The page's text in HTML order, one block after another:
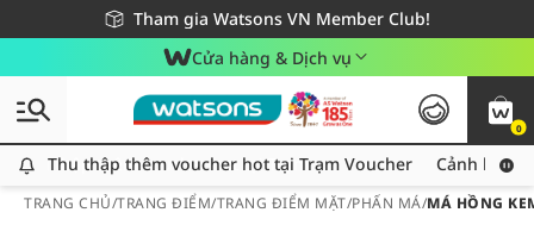
Tham gia Watsons VN Member Club!
Miễn phí giao hàng cho đơn hàng từ 249,000Đ
Giao hàng nhanh 24h - Áp dụng khu vực TP. Hồ Chí Minh
Cửa hàng & Dịch vụ
0
Thu thập thêm voucher hot tại Trạm Voucher
Thu thập thêm voucher hot tại Trạm Voucher Cảnh báo
TRANG CHỦ/TRANG ĐIỂM/TRANG ĐIỂM MẶT/PHẤN MÁ/MÁ HỒNG